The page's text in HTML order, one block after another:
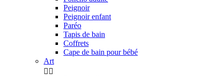
Peignoir
Peignoir enfant
Paréo
Tapis de bain
Coffrets
Cape de bain pour bébé
Art
 